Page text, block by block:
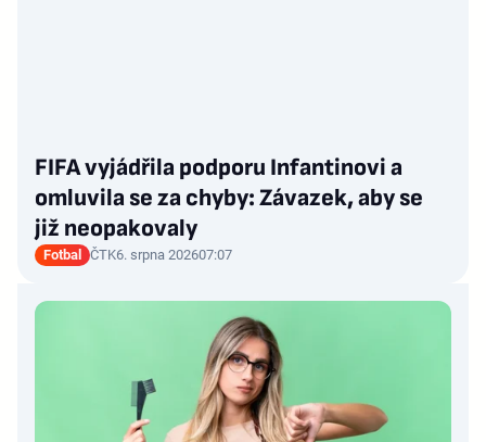
FIFA vyjádřila podporu Infantinovi a
omluvila se za chyby: Závazek, aby se
již neopakovaly
Fotbal ČTK6. srpna 202607:07